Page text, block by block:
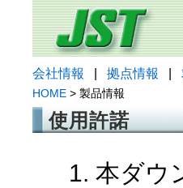
会社情報 拠点情報
HOME > 製品情報
使用許諾
1. 本ダウ